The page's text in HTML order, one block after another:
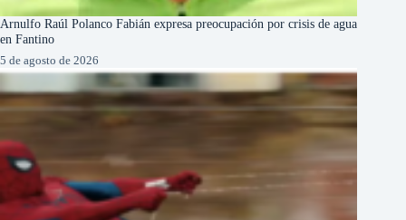
Arnulfo Raúl Polanco Fabián expresa preocupación por crisis de agua
en Fantino
5 de agosto de 2026